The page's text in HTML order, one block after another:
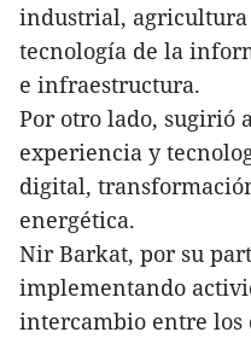
industrial, agricultura
tecnología de la
e infraestructura.
Por otro lado, sugirió
experiencia y
digital,
energética.
Nir Barkat, por su
implementando
intercambio entre los